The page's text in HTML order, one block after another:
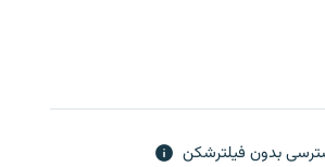
بدون فیلترشکن